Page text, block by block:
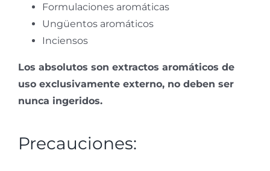
Formulaciones aromáticas
Ungüentos aromáticos
Inciensos
Los absolutos son extractos aromáticos de
uso exclusivamente externo, no deben ser
nunca ingeridos.
Precauciones: